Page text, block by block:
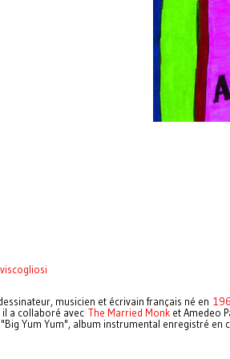
musicien et écrivain français né en
a collaboré avec The Married Monk et Amedeo
Yum Yum", album instrumental enregistré